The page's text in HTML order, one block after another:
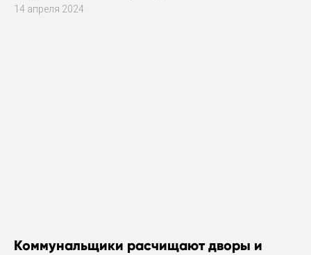
14 апреля 2024
Коммунальщики расчищают дворы и